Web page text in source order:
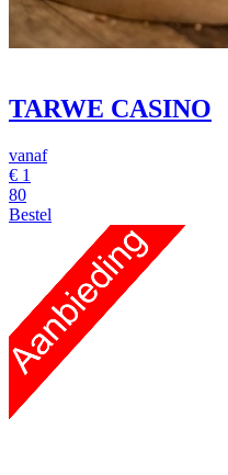
TARWE CASINO
vanaf
€ 1
80
Bestel